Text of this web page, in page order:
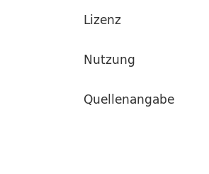
Lizenz
Nutzung
Quellenangabe